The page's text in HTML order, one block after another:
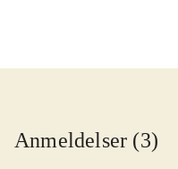
Anmeldelser (3)